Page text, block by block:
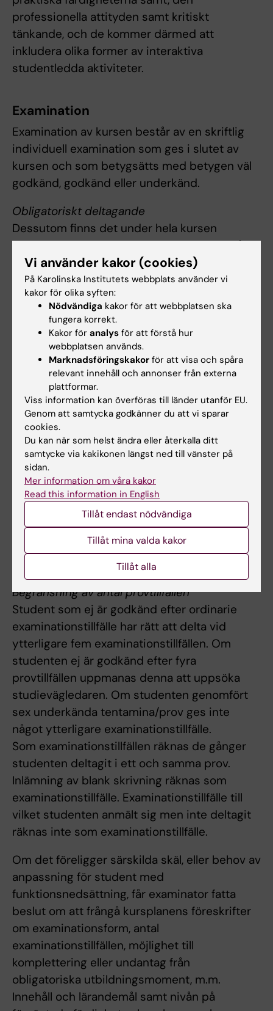
professionella attityden samt kritiskt
tänkande, och de kommer därmed att
inkludera olika former av interaktiva
studentledda aktiviteter.
Examination
Examination av kursen består av en skriftlig
individuell examination som ges i slutet av
kursen och som betygsätts med betygen väl
godkänd, godkänd eller underkänd.
Obligatoriskt deltagande
Dessutom finns det under hela kursen
obligatoriska aktiviteter som studenten måste
delta i, såsom föreläsningar, kollegial
granskning, studentpresentationer, online-
uppgifter och gruppuppgifter. Dessa
aktiviteter samt den avslutande individuella
tentamen är obligatoriska för godkänd kurs. I
scenariot med frånvaro bedömer
kursexaminator från fall till fall om och hur
frånvaron kan kompenseras.
Examinatorn bedömer om och i så fall hur
frånvaro från obligatoriska utbildningsinslag
kan tas igen. Innan studenten deltagit i
obligatoriska utbildningsinslag eller tagit igen
frånvaro i enlighet med examinators
anvisningar kan inte studieresultaten
slutrapporteras. Frånvaro från obligatoriska
utbildningsinslag kan innebära att den
studerande inte kan ta igen tillfället förrän
nästa gång kursen ges.
Begränsning av antal provtillfällen
Student som ej är godkänd efter ordinarie
examinationstillfälle har rätt att delta vid
ytterligare fem examinationstillfällen. Om
studenten ej är godkänd efter fyra
provtillfällen uppmanas denna att uppsöka
studievägledaren. Om studenten genomfört
sex underkända tentamina/prov ges inte
något ytterligare examinationstillfälle.
Som examinationstillfällen räknas de gånger
studenten deltagit i ett och samma prov.
Inlämning av blank skrivning räknas som
examinationstillfälle. Examinationstillfälle till
vilket studenten anmält sig men inte deltagit
räknas inte som examinationstillfälle.
Om det föreligger särskilda skäl, eller behov av
anpassning för student med
funktionsnedsättning, får examinator fatta
beslut om att frångå kursplanens föreskrifter
om examinationsform, antal
examinationstillfällen, möjlighet till
komplettering eller undantag från
obligatoriska utbildningsmoment, m.m.
Innehåll och lärandemål samt nivån på
Vi använder kakor (cookies)
På Karolinska Institutets webbplats använder vi
kakor för olika syften:
Nödvändiga kakor för att webbplatsen ska
fungera korrekt.
Kakor för analys för att förstå hur
webbplatsen används.
Marknadsföringskakor för att visa och spåra
relevant innehåll och annonser från externa
plattformar.
Viss information kan överföras till länder utanför EU.
Genom att samtycka godkänner du att vi sparar
cookies.
Du kan när som helst ändra eller återkalla ditt
samtycke via kakikonen längst ned till vänster på
sidan.
Mer information om våra kakor
Read this information in English
Tillåt endast nödvändiga
Tillåt mina valda kakor
Tillåt alla